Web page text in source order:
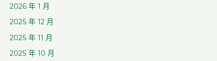
2026 年 1 月
2025 年 12 月
2025 年 11 月
2025 年 10 月